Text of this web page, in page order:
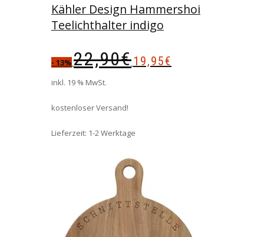
Kähler Design Hammershoi
Teelichthalter indigo
- 13% 22,90€ Preis
19,95€
inkl. 19 % MwSt.
kostenloser Versand!
Lieferzeit: 1-2 Werktage